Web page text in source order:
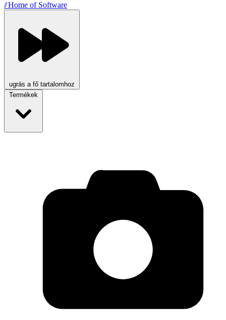
//Home of Software
ugrás a fő tartalomhoz
Termékek